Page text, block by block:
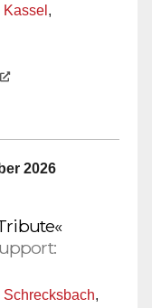
Kassel ,
2026
Schrecksbach,